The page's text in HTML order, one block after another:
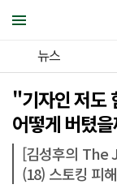
뉴스
"기자인 저도
어떻게 버텼
[김성후의
(18) 스토킹 피